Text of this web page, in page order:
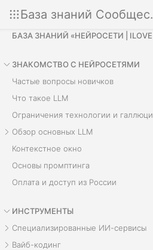
ЗНАКОМСТВО С НЕЙРОСЕТЯМИ
Частые вопросы новичков
Что такое LLM
Обзор основных LLM
Контекстное окно
Основы промптинга
Оплата и доступ из России
ИНСТРУМЕНТЫ
Специализированные ИИ-сервисы
Вайб-кодинг